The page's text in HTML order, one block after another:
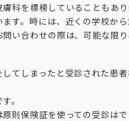
科を標榜していることもあ
す。時には、近くの学校か
い合わせの際は、可能な限
てしまったと受診された患
。
則保険証を使っての受診は